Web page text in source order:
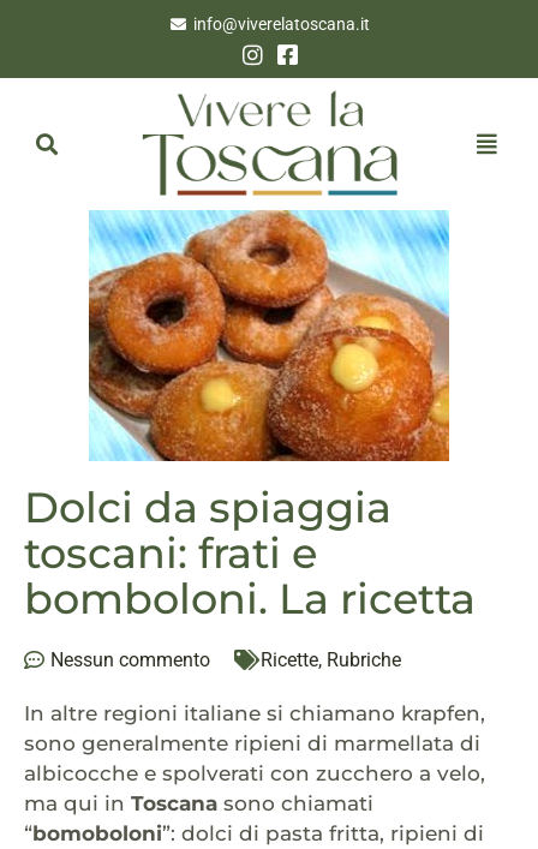
info@viverelatoscana.it
Dolci da spiaggia
toscani: frati e
bomboloni. La ricetta
Nessun commento Ricette, Rubriche
In altre regioni italiane si chiamano krapfen,
sono generalmente ripieni di marmellata di
albicocche e spolverati con zucchero a velo,
ma qui in Toscana sono chiamati
“bomoboloni”: dolci di pasta fritta, ripieni di